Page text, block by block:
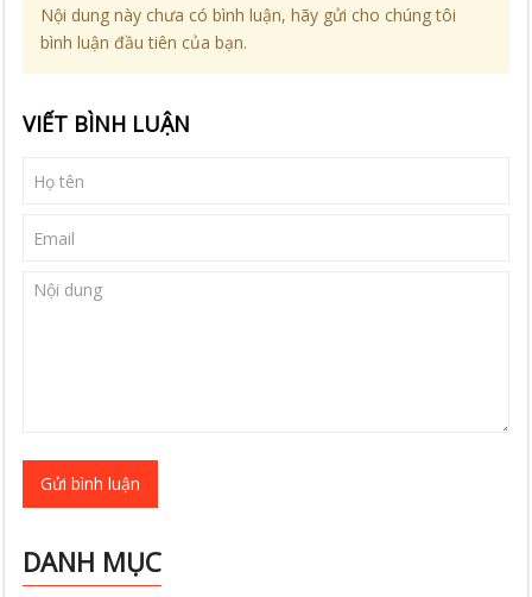
Nội dung này chưa có bình luận, hãy gửi cho chúng tôi
bình luận đầu tiên của bạn.
VIẾT BÌNH LUẬN
Gửi bình luận
DANH MỤC